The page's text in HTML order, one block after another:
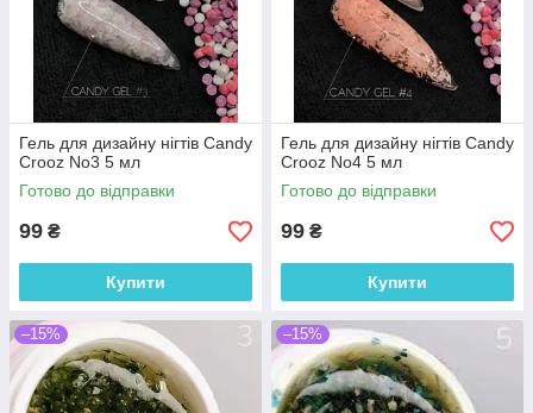
Гель для дизайну нігтів Candy
Crooz No3 5 мл
Готово до відправки
99 ₴
Купити
Гель для дизайну нігтів Candy
Crooz No4 5 мл
Готово до відправки
99 ₴
Купити
–15% –15%